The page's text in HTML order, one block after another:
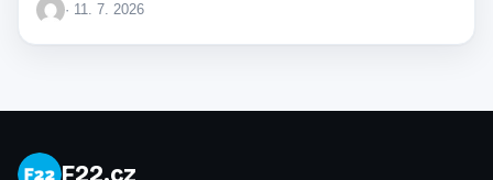
· 11. 7. 2026